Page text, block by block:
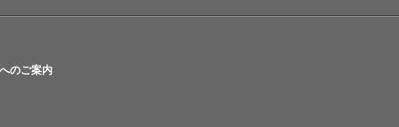
のご案内